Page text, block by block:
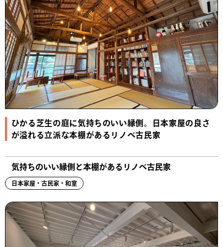
ひかる芝生の庭に気持ちのいい縁側。日本家屋の良さ
が溢れる立派な本棚があるリノベ古民家
気持ちのいい縁側と本棚があるリノベ古民家
日本家屋・古民家・和室